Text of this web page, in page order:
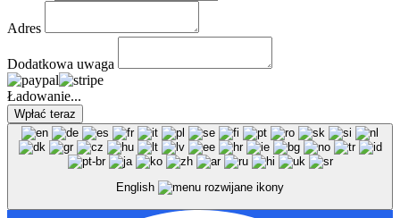
Adres
Dodatkowa uwaga
Ładowanie...
English